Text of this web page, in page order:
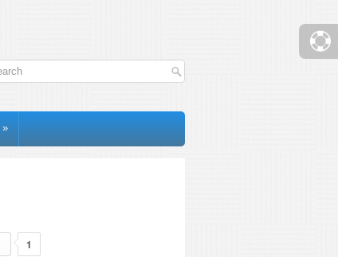
»
1